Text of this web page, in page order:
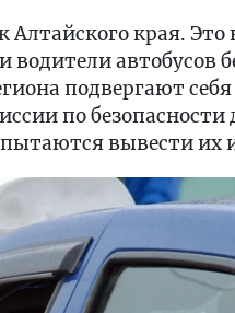
края. Это
автобусов
подвергают себя
по
вывести их